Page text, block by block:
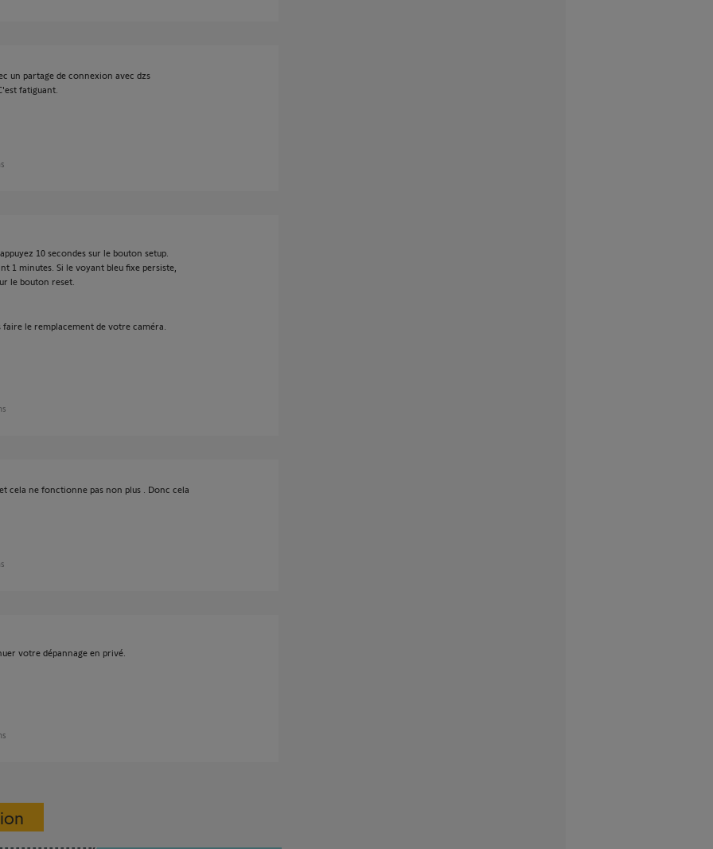
un partage de connexion avec dzs
fatiguant.
10 secondes sur le bouton setup.
1 minutes. Si le voyant bleu fixe persiste,
le bouton reset.
le remplacement de votre caméra.
cela ne fonctionne pas non plus . Donc cela
votre dépannage en privé.